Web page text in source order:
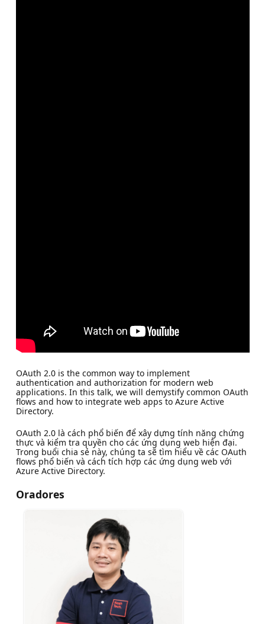
OAuth 2.0 is the common way to implement
authentication and authorization for modern web
applications. In this talk, we will demystify common OAuth
flows and how to integrate web apps to Azure Active
Directory.
OAuth 2.0 là cách phổ biến để xây dựng tính năng chứng
thực và kiểm tra quyền cho các ứng dụng web hiện đại.
Trong buổi chia sẻ này, chúng ta sẽ tìm hiểu về các OAuth
flows phổ biến và cách tích hợp các ứng dụng web với
Azure Active Directory.
Oradores